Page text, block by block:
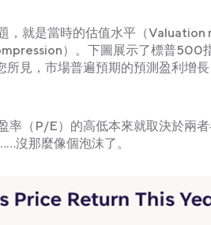
就是當時的估值水平（Valuation
）。下圖展示了標普500
見，市場普遍預期的預測盈利增
（P/E）的高低本來就取決於兩
沒那麼像個泡沫了。